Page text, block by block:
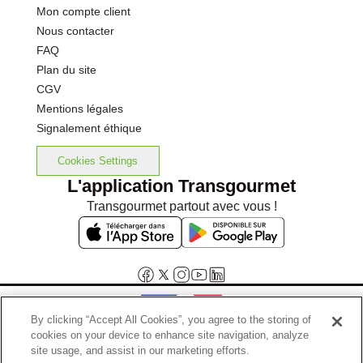
Mon compte client
Nous contacter
FAQ
Plan du site
CGV
Mentions légales
Signalement éthique
Cookies Settings
L'application Transgourmet
Transgourmet partout avec vous !
Interdiction de vente de boissons alcooliques aux mineurs de
By clicking “Accept All Cookies”, you agree to the storing of
cookies on your device to enhance site navigation, analyze
site usage, and assist in our marketing efforts.